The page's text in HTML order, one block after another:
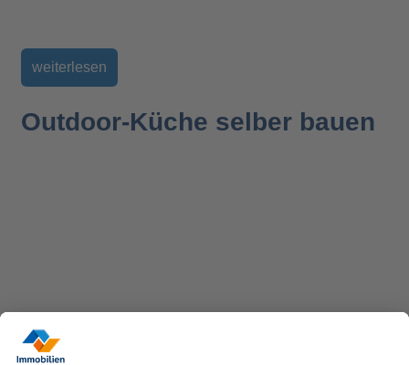
weiterlesen
Outdoor-Küche selber bauen